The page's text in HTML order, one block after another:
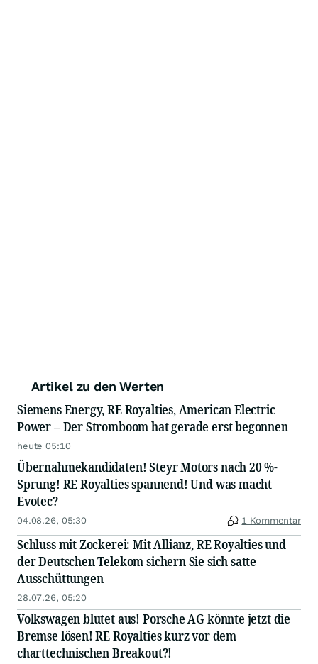
Artikel zu den Werten
Siemens Energy, RE Royalties, American Electric
Power – Der Stromboom hat gerade erst begonnen
heute 05:10
Übernahmekandidaten! Steyr Motors nach 20 %-
Sprung! RE Royalties spannend! Und was macht
Evotec?
04.08.26, 05:30 1 Kommentar
Schluss mit Zockerei: Mit Allianz, RE Royalties und
der Deutschen Telekom sichern Sie sich satte
Ausschüttungen
28.07.26, 05:20
Volkswagen blutet aus! Porsche AG könnte jetzt die
Bremse lösen! RE Royalties kurz vor dem
charttechnischen Breakout?!